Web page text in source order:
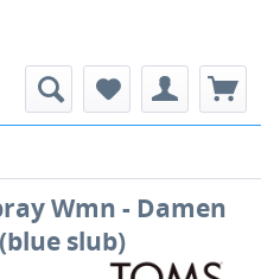
Wmn - Damen
slub)